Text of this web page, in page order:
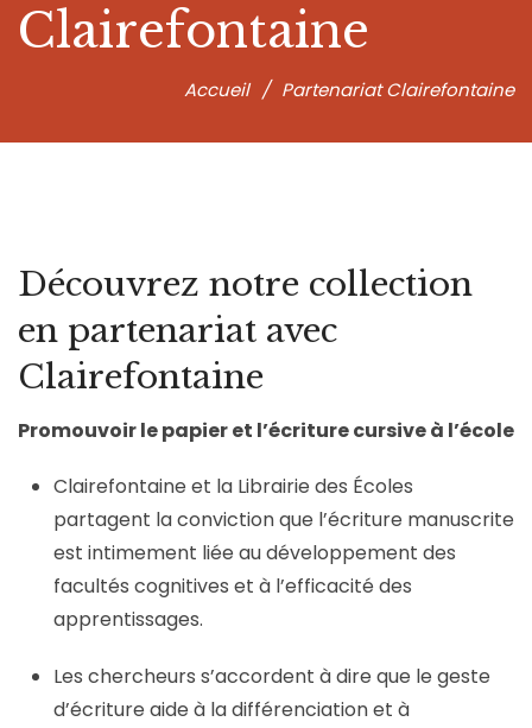
Clairefontaine
Accueil / Partenariat Clairefontaine
Découvrez notre collection
en partenariat avec
Clairefontaine
Promouvoir le papier et l’écriture cursive à l’école
Clairefontaine et la Librairie des Écoles
partagent la conviction que l’écriture manuscrite
est intimement liée au développement des
facultés cognitives et à l’efficacité des
apprentissages.
Les chercheurs s’accordent à dire que le geste
d’écriture aide à la différenciation et à